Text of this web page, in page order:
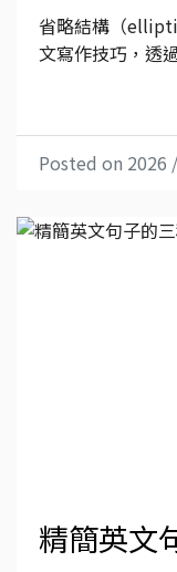
省略結構（
文寫作技巧，透
Posted on 2026
精簡英文